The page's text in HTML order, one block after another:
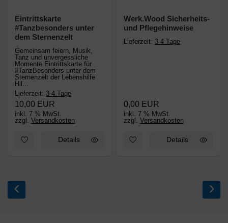
Eintrittskarte
#Tanzbesonders unter
dem Sternenzelt
Gemeinsam feiern, Musik,
Tanz und unvergessliche
Momente Eintrittskarte für
#TanzBesonders unter dem
Sternenzelt der Lebenshilfe
Hil...
Lieferzeit: 3-4 Tage
10,00 EUR
inkl. 7 % MwSt.
zzgl. Versandkosten
Zum Merkzettel hinzufügen: Eintrittskarte #Tanzbesonders
Details
Werk.Wood Sicherheits-
und Pflegehinweise
Lieferzeit: 3-4 Tage
0,00 EUR
inkl. 7 % MwSt.
zzgl. Versandkosten
Zum Merkzettel hinzufügen:
Details
‹ ›